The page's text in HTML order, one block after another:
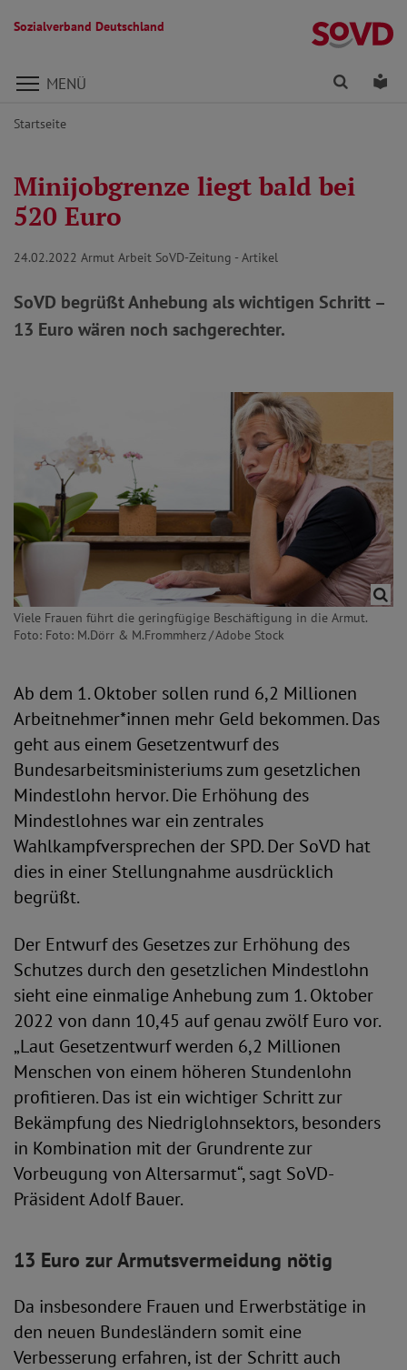
Sozialverband Deutschland
Direkt zu den Inhalten springen
MENÜ Finden
Startseite
Minijobgrenze liegt bald bei
520 Euro
24.02.2022 Armut Arbeit SoVD-Zeitung - Artikel
SoVD begrüßt Anhebung als wichtigen Schritt –
13 Euro wären noch sachgerechter.
Viele Frauen führt die geringfügige Beschäftigung in die Armut.
Foto: Foto: M.Dörr & M.Frommherz / Adobe Stock
Ab dem 1. Oktober sollen rund 6,2 Millionen
Arbeitnehmer*innen mehr Geld bekommen. Das
geht aus einem Gesetzentwurf des
Bundesarbeitsministeriums zum gesetzlichen
Mindestlohn hervor. Die Erhöhung des
Mindestlohnes war ein zentrales
Wahlkampfversprechen der SPD. Der SoVD hat
dies in einer Stellungnahme ausdrücklich
begrüßt.
Der Entwurf des Gesetzes zur Erhöhung des
Schutzes durch den gesetzlichen Mindestlohn
sieht eine einmalige Anhebung zum 1. Oktober
2022 von dann 10,45 auf genau zwölf Euro vor.
„Laut Gesetzentwurf werden 6,2 Millionen
Menschen von einem höheren Stundenlohn
profitieren. Das ist ein wichtiger Schritt zur
Bekämpfung des Niedriglohnsektors, besonders
in Kombination mit der Grundrente zur
Vorbeugung von Altersarmut“, sagt SoVD-
Präsident Adolf Bauer.
13 Euro zur Armutsvermeidung nötig
Da insbesondere Frauen und Erwerbstätige in
den neuen Bundesländern somit eine
Verbesserung erfahren, ist der Schritt auch